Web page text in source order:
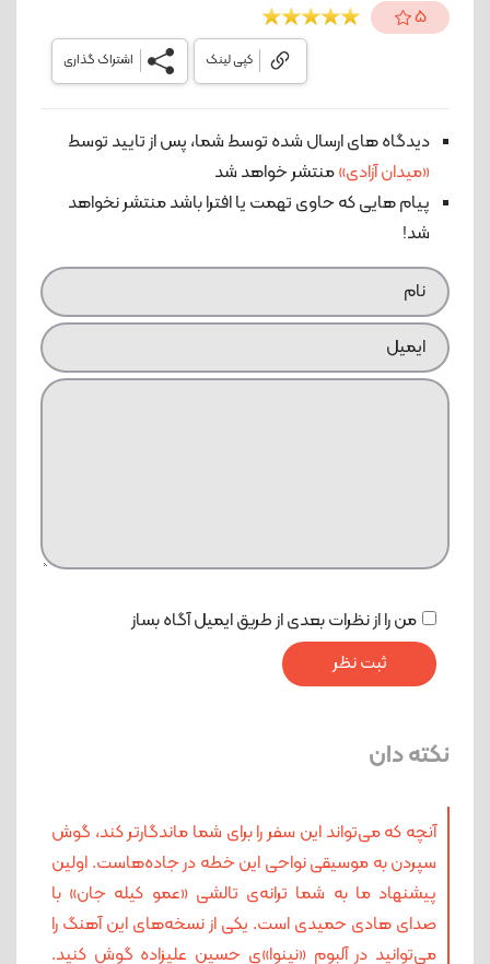
5
اشتراک گذاری کپی لینک
دیدگاه های ارسال شده توسط شما، پس از تایید توسط
«میدان آزادی»منتشر خواهد شد
پیام هایی که حاوی تهمت یا افترا باشد منتشر نخواهد
شد!
من را از نظرات بعدی از طریق ایمیل آگاه بساز
نکته دان
آنچه که می‌تواند این سفر را برای شما ماندگارتر کند، گوش
سپردن به موسیقی نواحی این خطه در جاده‌هاست. اولین
پیشنهاد ما به شما ترانه‌ی تالشی «عمو کیله جان» با
صدای هادی حمیدی است. یکی از نسخه‌های این آهنگ را
می‌توانید در آلبوم «نینوا»ی حسین علیزاده گوش کنید.